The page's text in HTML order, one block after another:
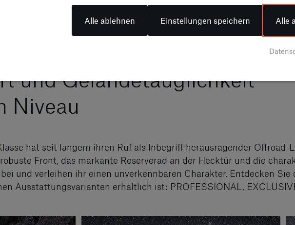
und Geländetauglichkeit
Niveau
hat seit langem ihren Ruf als Inbegriff herausragender
Front, das markante Reserverad an der Hecktür und die
und verleihen ihr einen unverkennbaren Charakter. Entdecken
Ausstattungsvarianten erhältlich ist: PROFESSIONAL,
Alle ablehnen Einstellungen speichern Alle